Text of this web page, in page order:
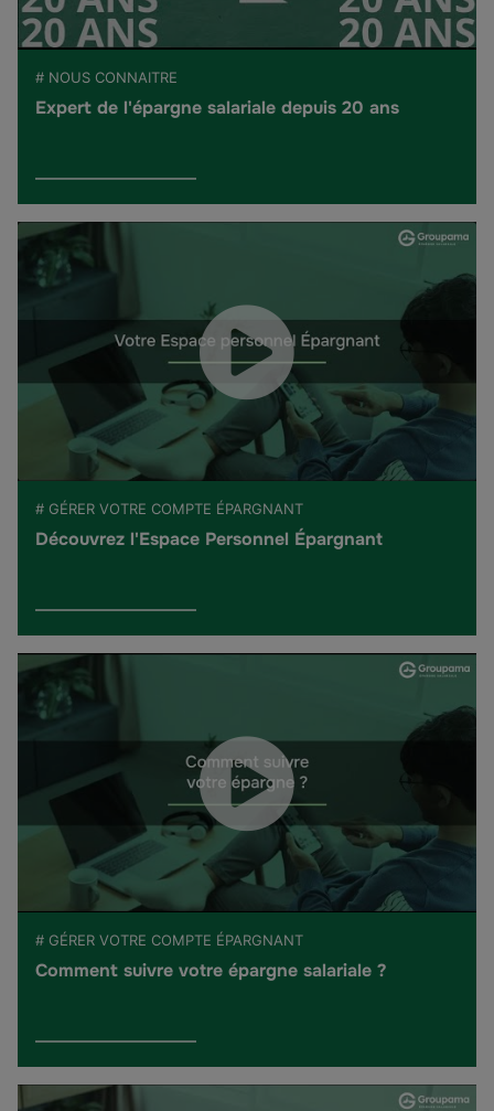
# NOUS CONNAITRE
Expert de l'épargne salariale depuis 20 ans
# GÉRER VOTRE COMPTE ÉPARGNANT
Découvrez l'Espace Personnel Épargnant
# GÉRER VOTRE COMPTE ÉPARGNANT
Comment suivre votre épargne salariale ?